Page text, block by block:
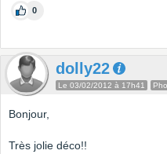
0
dolly22
Le 03/02/2012 à 17h41
Bonjour,
Très jolie déco!!